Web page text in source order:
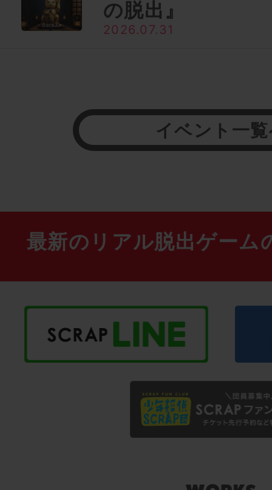
の脱出』
2026.07.31
イベント一
最新のリアル脱出ゲーム